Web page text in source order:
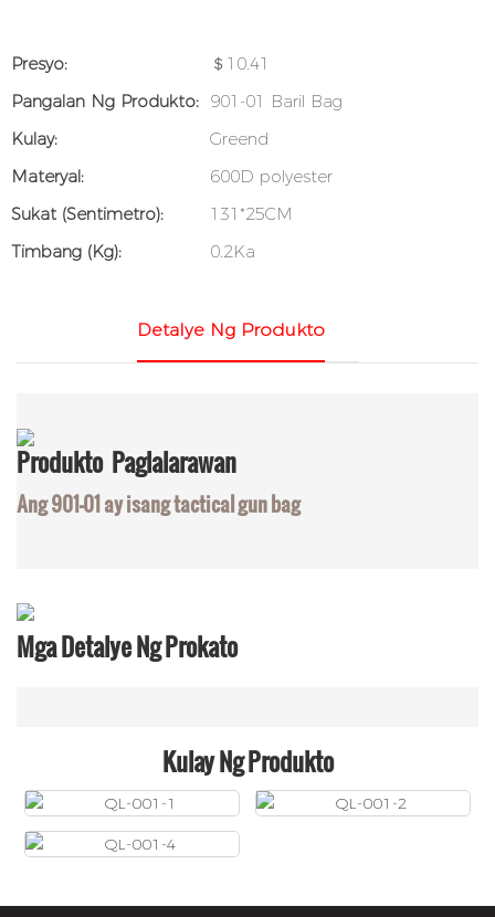
Presyo:
＄10.41
Pangalan Ng Produkto: 901-01 Baril Bag
Kulay:
Greend
Materyal:
600D polyester
Sukat (sentimetro):
131*25CM
Timbang (kg):
0.2Ka
Detalye Ng Produkto
Produkto Paglalarawan
Ang 901-01 ay isang tactical gun bag
Mga Detalye Ng Prokato
Kulay Ng Produkto